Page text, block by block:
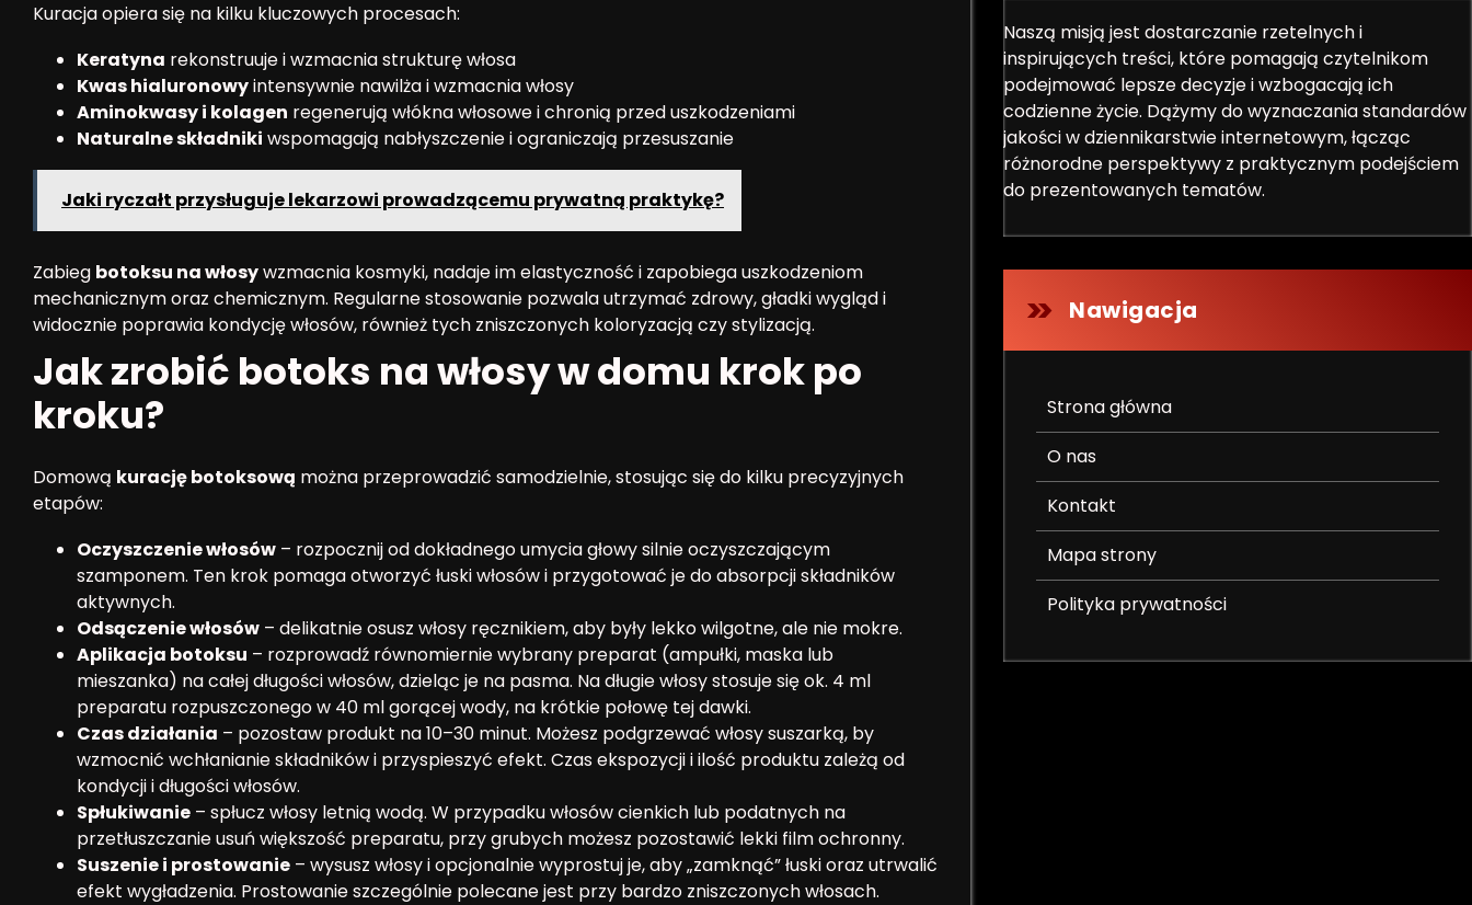
Kuracja opiera się na kilku kluczowych procesach:
Keratyna rekonstruuje i wzmacnia strukturę włosa
Kwas hialuronowyintensywnie nawilża i wzmacnia włosy
Aminokwasy i kolagen regenerują włókna włosowe i chronią przed uszkodzeniami
Naturalne składniki wspomagają nabłyszczenie i ograniczają przesuszanie
Jaki ryczałt przysługuje lekarzowi prowadzącemu prywatną praktykę?
Zabieg botoksu na włosywzmacnia kosmyki, nadaje im elastyczność i zapobiega uszkodzeniom
mechanicznym oraz chemicznym. Regularne stosowanie pozwala utrzymać zdrowy, gładki wygląd i
widocznie poprawia kondycję włosów, również tych zniszczonych koloryzacją czy stylizacją.
Jak zrobić botoks na włosy w domu krok po
kroku?
Domową kurację botoksową można przeprowadzić samodzielnie, stosując się do kilku precyzyjnych
etapów:
Oczyszczenie włosów – rozpocznij od dokładnego umycia głowy silnie oczyszczającym
szamponem. Ten krok pomaga otworzyć łuski włosów i przygotować je do absorpcji składników
aktywnych.
Odsączenie włosów – delikatnie osusz włosy ręcznikiem, aby były lekko wilgotne, ale nie mokre.
Aplikacja botoksu – rozprowadź równomiernie wybrany preparat (ampułki, maska lub
mieszanka) na całej długości włosów, dzieląc je na pasma. Na długie włosy stosuje się ok. 4 ml
preparatu rozpuszczonego w 40 ml gorącej wody, na krótkie połowę tej dawki.
Czas działania – pozostaw produkt na 10–30 minut. Możesz podgrzewać włosy suszarką, by
wzmocnić wchłanianie składników i przyspieszyć efekt. Czas ekspozycji i ilość produktu zależą od
kondycji i długości włosów.
Spłukiwanie – spłucz włosy letnią wodą. W przypadku włosów cienkich lub podatnych na
przetłuszczanie usuń większość preparatu, przy grubych możesz pozostawić lekki film ochronny.
Suszenie i prostowanie – wysusz włosy i opcjonalnie wyprostuj je, aby „zamknąć” łuski oraz utrwalić
efekt wygładzenia. Prostowanie szczególnie polecane jest przy bardzo zniszczonych włosach.
Naszą misją jest dostarczanie rzetelnych i
inspirujących treści, które pomagają czytelnikom
podejmować lepsze decyzje i wzbogacają ich
codzienne życie. Dążymy do wyznaczania standardów
jakości w dziennikarstwie internetowym, łącząc
różnorodne perspektywy z praktycznym podejściem
do prezentowanych tematów.
Nawigacja
Strona główna
O nas
Kontakt
Mapa strony
Polityka prywatności